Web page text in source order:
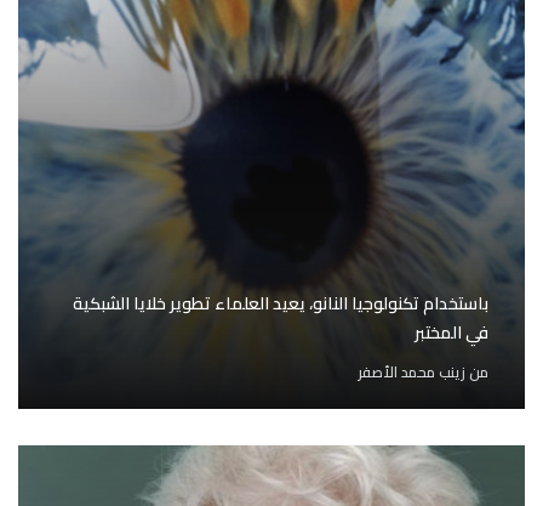
باستخدام تكنولوجيا النانو، يعيد العلماء تطوير خلايا الشبكية
في المختبر
من زينب محمد الأصفر